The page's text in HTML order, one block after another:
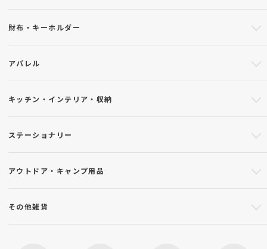
財布・キーホルダー
アパレル
キッチン・インテリア・収納
ステーショナリー
アウトドア・キャンプ用品
その他雑貨